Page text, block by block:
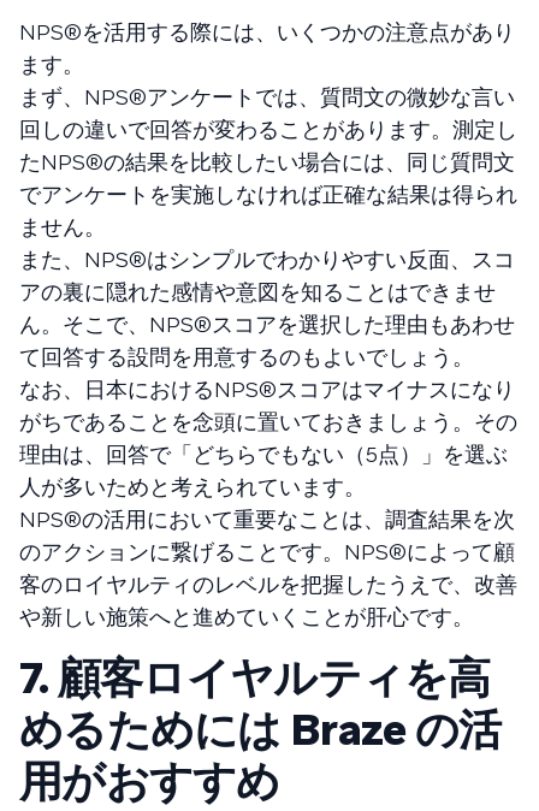
NPS®を活用する際には、いくつかの注意点があり
ます。
まず、NPS®️アンケートでは、質問文の微妙な言い
回しの違いで回答が変わることがあります。測定し
たNPS®️の結果を比較したい場合には、同じ質問文
でアンケートを実施しなければ正確な結果は得られ
ません。
また、NPS®️はシンプルでわかりやすい反面、スコ
アの裏に隠れた感情や意図を知ることはできませ
ん。そこで、NPS®️スコアを選択した理由もあわせ
て回答する設問を用意するのもよいでしょう。
なお、日本におけるNPS®️スコアはマイナスになり
がちであることを念頭に置いておきましょう。その
理由は、回答で「どちらでもない（5点）」を選ぶ
人が多いためと考えられています。
NPS®️の活用において重要なことは、調査結果を次
のアクションに繋げることです。NPS®️によって顧
客のロイヤルティのレベルを把握したうえで、改善
や新しい施策へと進めていくことが肝心です。
7. 顧客ロイヤルティを高
めるためには Braze の活
用がおすすめ